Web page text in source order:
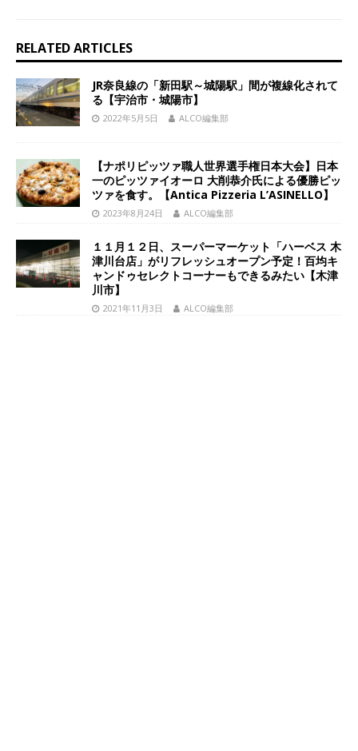
RELATED ARTICLES
JR奈良線の「新田駅～城陽駅」間が複線化されて
る【宇治市・城陽市】
2022年5月5日 ALCO編集部
【ナポリピッツァ職人世界選手権日本大会】日本
一のピッツァイオーロ 大削恭介氏による優勝ピッ
ツァを食す。【Antica Pizzeria L’ASINELLO】
2023年8月24日 ALCO編集部
１１月１２日、スーパーマーケット「ハーベス 木
津川台店」がリフレッシュオープン予定！百均キ
ャンドゥセレクトコーナーもできるみたい【木津
川市】
2021年11月3日 ALCO編集部